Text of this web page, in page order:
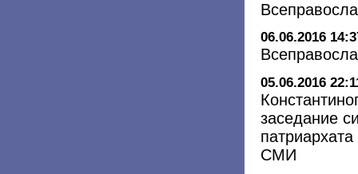
06.06.2016
05.06.2016
заседание
СМИ